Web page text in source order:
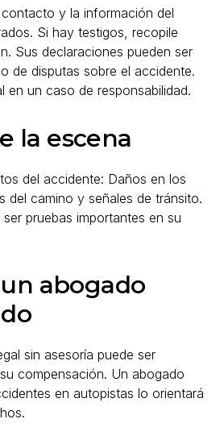
y la información del
Si hay testigos, recopile
Sus declaraciones pueden ser
de disputas sobre el accidente.
en un caso de responsabilidad.
la escena
del accidente: Daños en los
del camino y señales de tránsito.
pruebas importantes en su
abogado
sin asesoría puede ser
compensación. Un abogado
en autopistas lo orientará